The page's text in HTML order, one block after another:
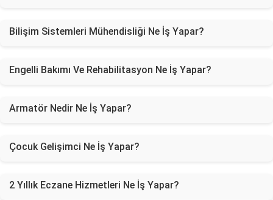
Bilişim Sistemleri Mühendisliği Ne İş Yapar?
Engelli Bakımı Ve Rehabilitasyon Ne İş Yapar?
Armatör Nedir Ne İş Yapar?
Çocuk Gelişimci Ne İş Yapar?
2 Yıllık Eczane Hizmetleri Ne İş Yapar?